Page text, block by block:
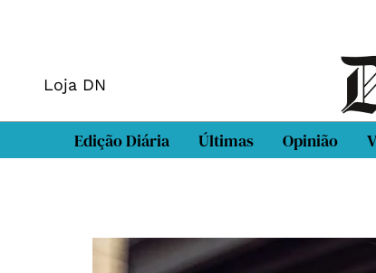
Loja DN
Edição Diária Últimas Opinião